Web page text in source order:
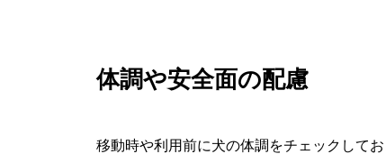
体調や安全面の配慮
移動時や利用前に犬の体調をチェックして